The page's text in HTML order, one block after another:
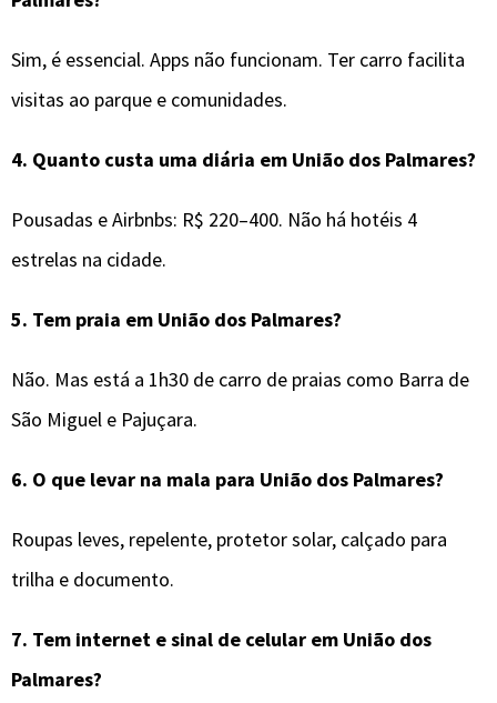
Sim, é essencial. Apps não funcionam. Ter carro facilita
visitas ao parque e comunidades.
4. Quanto custa uma diária em União dos Palmares?
Pousadas e Airbnbs: R$ 220–400. Não há hotéis 4
estrelas na cidade.
5. Tem praia em União dos Palmares?
Não. Mas está a 1h30 de carro de praias como Barra de
São Miguel e Pajuçara.
6. O que levar na mala para União dos Palmares?
Roupas leves, repelente, protetor solar, calçado para
trilha e documento.
7. Tem internet e sinal de celular em União dos
Palmares?